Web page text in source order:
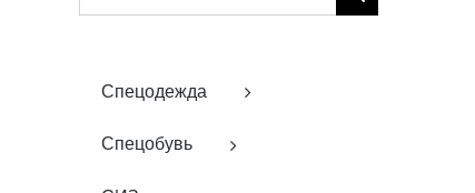
поиска:
Спецодежда
Спецобувь